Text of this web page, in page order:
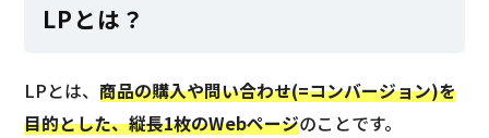
LPとは？
LPとは、商品の購入や問い合わせ(=コンバージョン)を
目的とした、縦長1枚のWebページのことです。